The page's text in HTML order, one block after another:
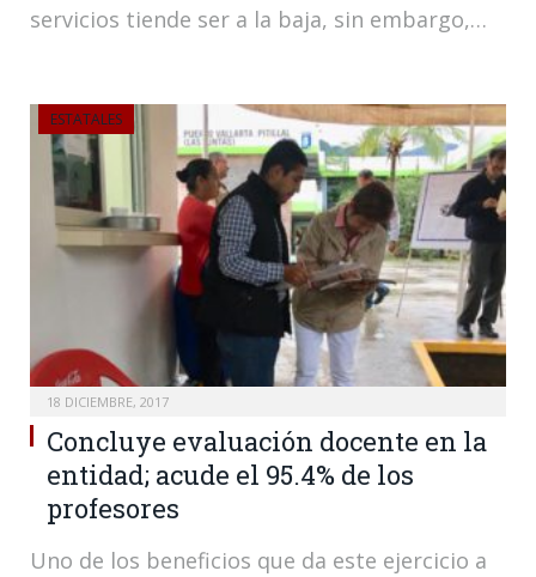
servicios tiende ser a la baja, sin embargo,…
ESTATALES
18 DICIEMBRE, 2017
Concluye evaluación docente en la
entidad; acude el 95.4% de los
profesores
Uno de los beneficios que da este ejercicio a